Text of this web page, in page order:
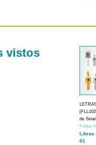
vistos
de
Felipe
Libras
01